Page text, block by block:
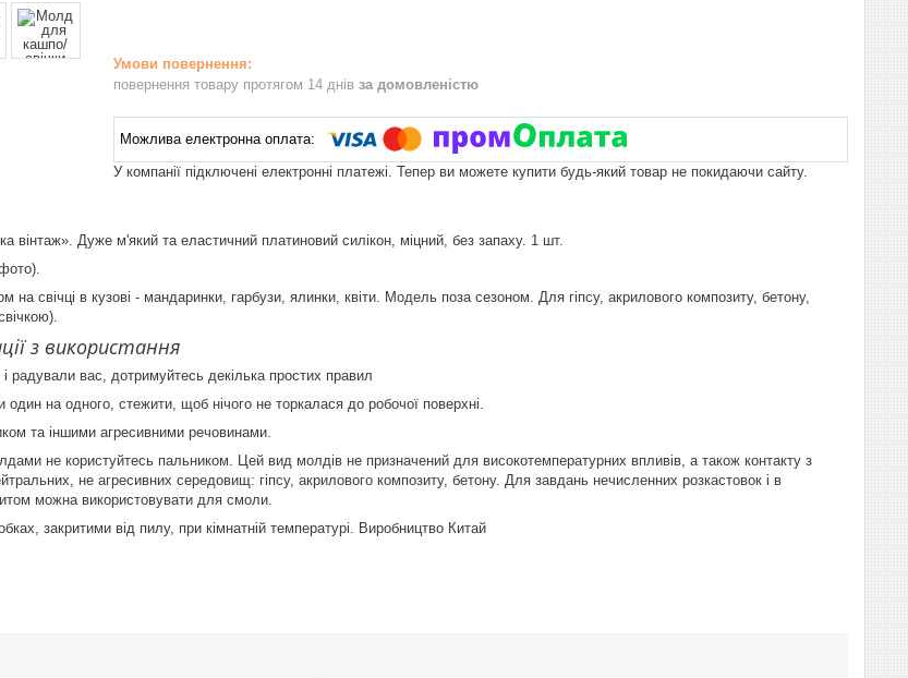
повернення товару протягом 14 днів за домовленістю
У компанії підключені електронні платежі. Тепер ви можете купити будь-який товар не покидаючи сайту.
вінтаж». Дуже м'який та еластичний платиновий силікон, міцний, без запаху. 1 шт.
на свічці в кузові - мандаринки, гарбузи, ялинки, квіти. Модель поза сезоном. Для гіпсу, акрилового композиту, бетону,
з використання
вас, дотримуйтесь декілька простих правил
на одного, стежити, щоб нічого не торкалася до робочої поверхні.
та іншими агресивними речовинами.
не користуйтесь пальником. Цей вид молдів не призначений для високотемпературних впливів, а також контакту з
не агресивних середовищ: гіпсу, акрилового композиту, бетону. Для завдань нечисленних розкастовок і в
можна використовувати для смоли.
закритими від пилу, при кімнатній температурі. Виробництво Китай